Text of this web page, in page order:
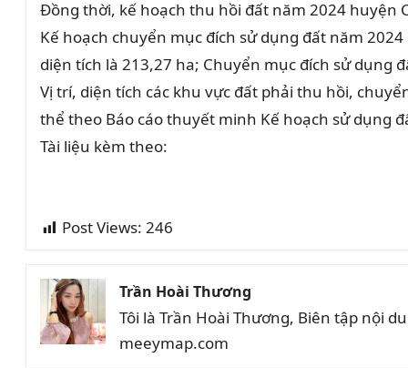
Đồng thời, kế hoạch thu hồi đất năm 2024 huyện
Kế hoạch chuyển mục đích sử dụng đất năm
diện tích là 213,27 ha; Chuyển mục đích sử dụng
Vị trí, diện tích các khu vực đất phải thu hồi,
thể theo Báo cáo thuyết minh Kế hoạch sử dụng
Tài liệu kèm theo:
Post Views: 246
Trần Hoài Thương
Tôi là Trần Hoài Thương, Biên tập nội
meeymap.com